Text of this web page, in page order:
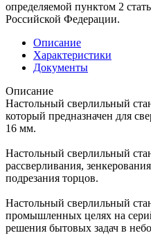
определяемой пунктом 2
Российской Федерации.
Описание
Характеристики
Документы
Описание
Настольный сверлильный
который предназначен для
16 мм.
Настольный сверлильный
рассверливания,
подрезания торцов.
Настольный сверлильный
промышленных целях на
решения бытовых задач в